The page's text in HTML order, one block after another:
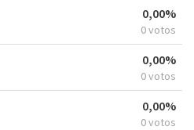
0,00%
0 votos
0,00%
0 votos
0,00%
0 votos